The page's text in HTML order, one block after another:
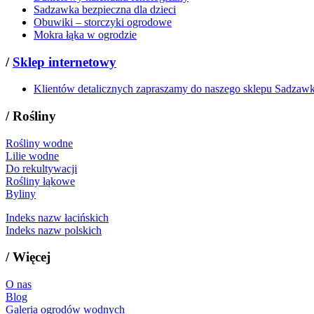
Sadzawka bezpieczna dla dzieci
Obuwiki – storczyki ogrodowe
Mokra łąka w ogrodzie
/ Sklep internetowy
Klientów detalicznych zapraszamy do naszego sklepu
/Rośliny
Rośliny wodne
Lilie wodne
Do rekultywacji
Rośliny łąkowe
Byliny
Indeks nazw łacińskich
Indeks nazw polskich
/Więcej
O nas
Blog
Galeria ogrodów wodnych